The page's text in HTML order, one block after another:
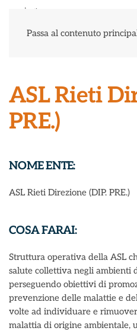
Passa al contenuto
ASL Rieti
PRE.)
NOME ENTE:
ASL Rieti Direzione (DIP. PRE.)
COSA FARAI:
Struttura operativa della ASL
salute collettiva negli ambienti
perseguendo obiettivi di
prevenzione delle malattie e
volte ad individuare e
malattia di origine ambientale,